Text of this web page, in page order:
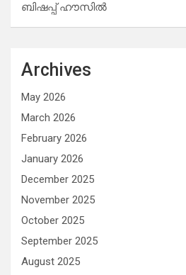
ബിഷപ്പ് ഹൗസില്‍
Archives
May 2026
March 2026
February 2026
January 2026
December 2025
November 2025
October 2025
September 2025
August 2025